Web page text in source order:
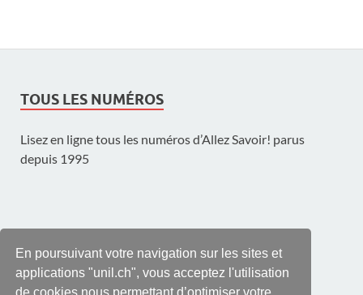
En poursuivant votre navigation sur les sites et
applications "unil.ch", vous acceptez l'utilisation
de cookies nous permettant d’optimiser votre
TOUS LES NUMÉROS
Lisez en ligne tous les numéros d’Allez Savoir! parus
depuis 1995